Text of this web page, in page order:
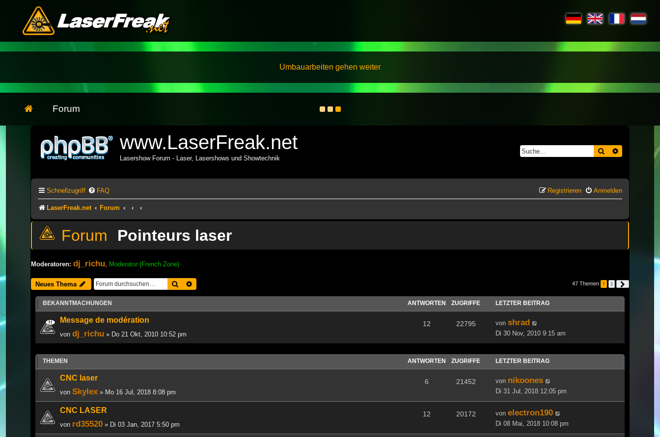
Umbauarbeiten gehen weiter
Forum
www.LaserFreak.net
Lasershow Forum - Laser, Lasershows und Showtechnik
Suche Erweiterte
Schnellzugriff FAQ Anmelden
Registrieren
LaserFreak.net Forum
Pointeurs laser
Moderatoren: dj_richu Moderator (French Zone)
Neues Thema Suche 47 Themen 1 2
BEKANNTMACHUNGEN ANTWORTEN ZUGRIFFE LETZTER BEITRAG
Message de modération
von dj_richu » Do 21 Okt, 2010 10:52 pm
12 22795 von shrad
Di 30 Nov, 2010 9:15 am
THEMEN ANTWORTEN ZUGRIFFE LETZTER BEITRAG
CNC laser
von Skylex » Mo 16 Jul, 2018 8:08 pm
6 21452 von nikoones
Di 31 Jul, 2018 12:05 pm
CNC LASER
von rd35520 » Di 03 Jan, 2017 5:50 pm
12 20172 von electron190
Di 08 Mai, 2018 10:08 pm